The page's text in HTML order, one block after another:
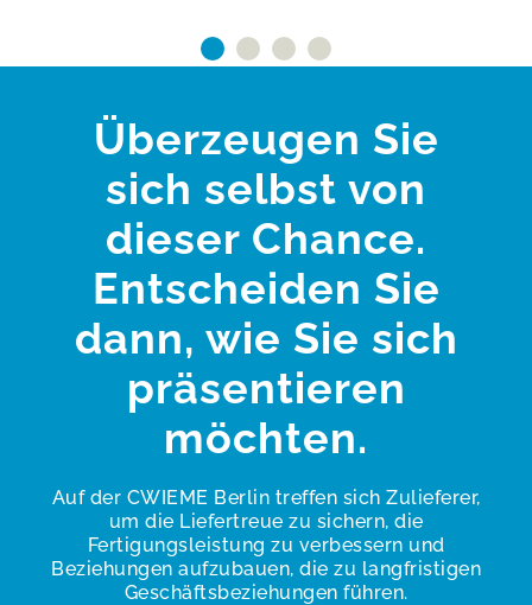
Überzeugen Sie
sich selbst von
dieser Chance.
Entscheiden Sie
dann, wie Sie sich
präsentieren
möchten.
Auf der CWIEME Berlin treffen sich Zulieferer,
um die Liefertreue zu sichern, die
Fertigungsleistung zu verbessern und
Beziehungen aufzubauen, die zu langfristigen
Geschäftsbeziehungen führen.